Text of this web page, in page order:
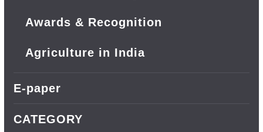
Awards & Recognition
Agriculture in India
E-paper
CATEGORY